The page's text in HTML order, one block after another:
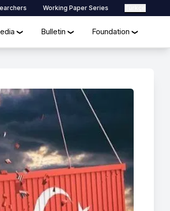
Working Paper Series
❯ Bulletin ❯ Foundation ❯